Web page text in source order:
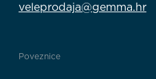
veleprodaja@gemma.hr
Poveznice